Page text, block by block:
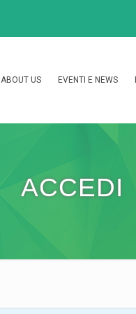
ABOUT US EVENTI E NEWS
ACCEDI